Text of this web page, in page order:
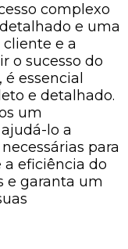
complexo
e uma
e a
o sucesso do
essencial
e detalhado.
um
lo a
para
a eficiência do
e garanta um